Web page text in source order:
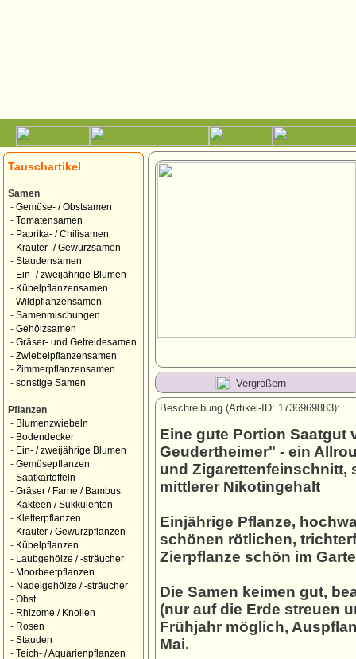
Tauschartikel
Samen
- Gemüse- / Obstsamen
- Tomatensamen
- Paprika- / Chilisamen
- Kräuter- / Gewürzsamen
- Staudensamen
- Ein- / zweijährige Blumen
- Kübelpflanzensamen
- Wildpflanzensamen
- Samenmischungen
- Gehölzsamen
- Gräser- und Getreidesamen
- Zwiebelpflanzensamen
- Zimmerpflanzensamen
- sonstige Samen
Pflanzen
- Blumenzwiebeln
- Bodendecker
- Ein- / zweijährige Blumen
- Gemüsepflanzen
- Saatkartoffeln
- Gräser / Farne / Bambus
- Kakteen / Sukkulenten
- Kletterpflanzen
- Kräuter / Gewürzpflanzen
- Kübelpflanzen
-
Laubgehölze / -sträucher
- Moorbeetpflanzen
- Nadelgehölze / -sträucher
- Obst
- Rhizome / Knollen
- Rosen
- Stauden
- Teich- / Aquarienpflanzen
Vergrößern
Beschreibung (Artikel-ID: 1736969883):
Eine gute Portion Saatgut
Geudertheimer" - ein
und Zigarettenfeinschnitt,
mittlerer Nikotingehalt
Einjährige Pflanze,
schönen rötlichen,
Zierpflanze schön im
Die Samen keimen gut,
(nur auf die Erde streuen
Frühjahr möglich,
Mai.